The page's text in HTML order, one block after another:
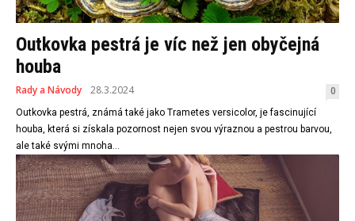
Outkovka pestrá je víc než jen obyčejná
houba
Rady a Návody 28.3.2024 0
Outkovka pestrá, známá také jako Trametes versicolor, je fascinující
houba, která si získala pozornost nejen svou výraznou a pestrou barvou,
ale také svými mnoha...